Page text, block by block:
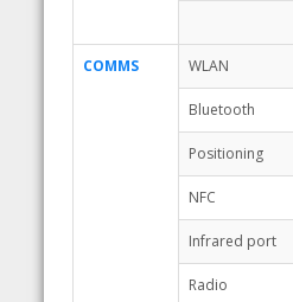
COMMS WLAN
Bluetooth
Positioning
NFC
Infrared port
Radio